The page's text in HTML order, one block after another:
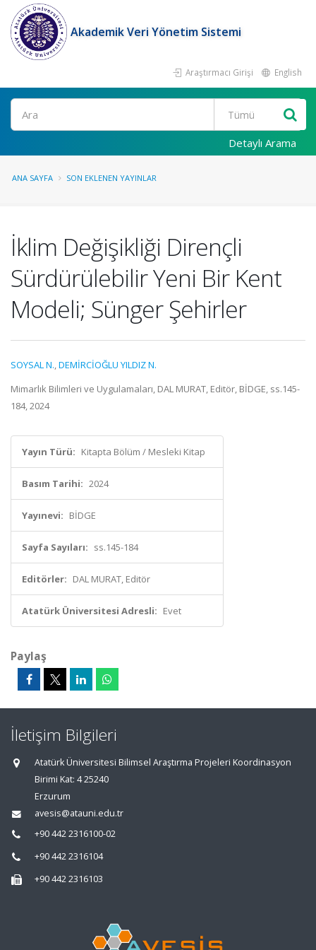
Akademik Veri Yönetim Sistemi
Araştırmacı Girişi English
Ara
Detaylı Arama
ANA SAYFA SON EKLENEN YAYINLAR
İklim Değişikliği Dirençli
Sürdürülebilir Yeni Bir Kent
Modeli; Sünger Şehirler
SOYSAL N.,DEMİRCİOĞLU YILDIZ N.
Mimarlık Bilimleri ve Uygulamaları, DAL MURAT, Editör, BİDGE, ss.145-
184, 2024
Yayın Türü: Kitapta Bölüm / Mesleki Kitap
Basım Tarihi: 2024
Yayınevi: BİDGE
Sayfa Sayıları: ss.145-184
Editörler: DAL MURAT, Editör
Atatürk Üniversitesi Adresli: Evet
Paylaş
İletişim Bilgileri
Atatürk Üniversitesi Bilimsel Araştırma Projeleri Koordinasyon
Birimi Kat: 4 25240
Erzurum
avesis@atauni.edu.tr
+90 442 2316100-02
+90 442 2316104
+90 442 2316103